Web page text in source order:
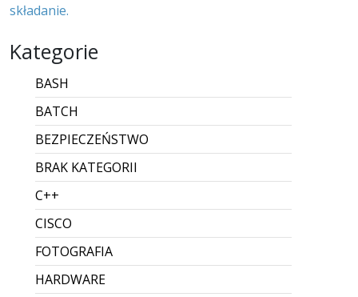
wpisu
składanie.
Kategorie
BASH
BATCH
BEZPIECZEŃSTWO
BRAK KATEGORII
C++
CISCO
FOTOGRAFIA
HARDWARE